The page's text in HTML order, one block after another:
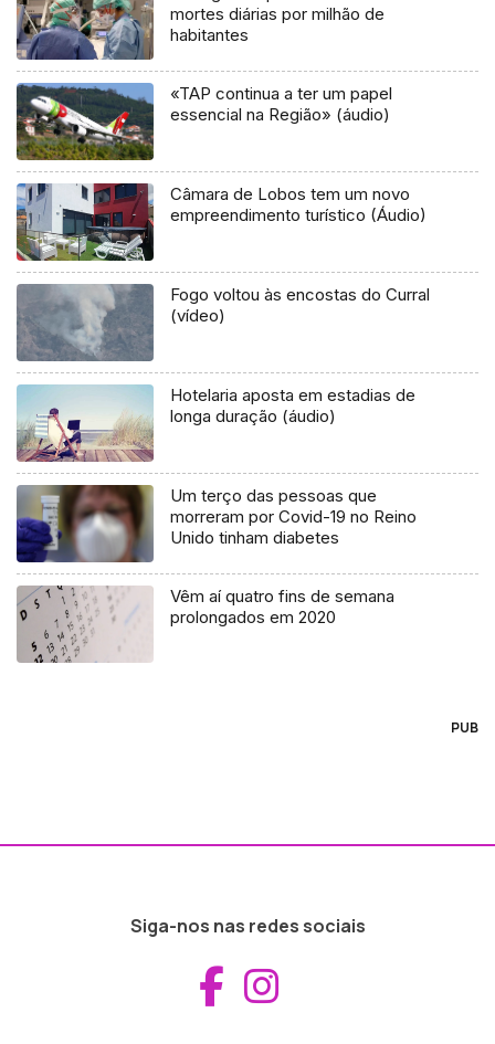
mortes diárias por milhão de
habitantes
«TAP continua a ter um papel
essencial na Região» (áudio)
Câmara de Lobos tem um novo
empreendimento turístico (Áudio)
Fogo voltou às encostas do Curral
(vídeo)
Hotelaria aposta em estadias de
longa duração (áudio)
Um terço das pessoas que
morreram por Covid-19 no Reino
Unido tinham diabetes
Vêm aí quatro fins de semana
prolongados em 2020
PUB
Siga-nos nas redes sociais
Aceder ao